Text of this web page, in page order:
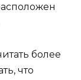
более
что